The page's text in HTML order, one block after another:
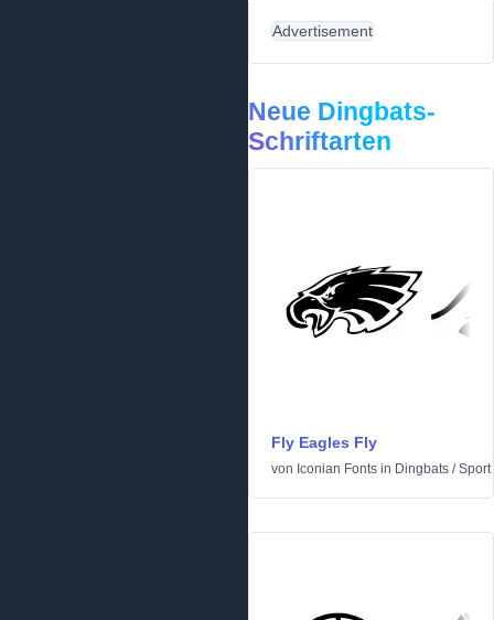
Advertisement
Neue Dingbats-
Schriftarten
Fly Eagles Fly
von Iconian Fonts in Dingbats /Sport